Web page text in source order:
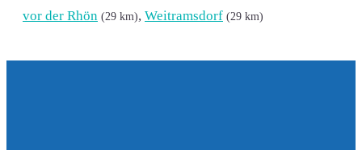
vor der Rhön (29 km), Weitramsdorf (29 km)